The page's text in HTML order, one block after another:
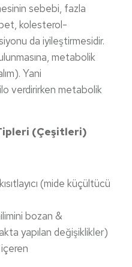
sebebi, fazla
kolesterol-
da iyileştirmesidir.
metabolik
Yani
verdirirken metabolik
(Çeşitleri)
kısıtlayıcı (mide küçültücü
bozan &
yapılan değişiklikler)